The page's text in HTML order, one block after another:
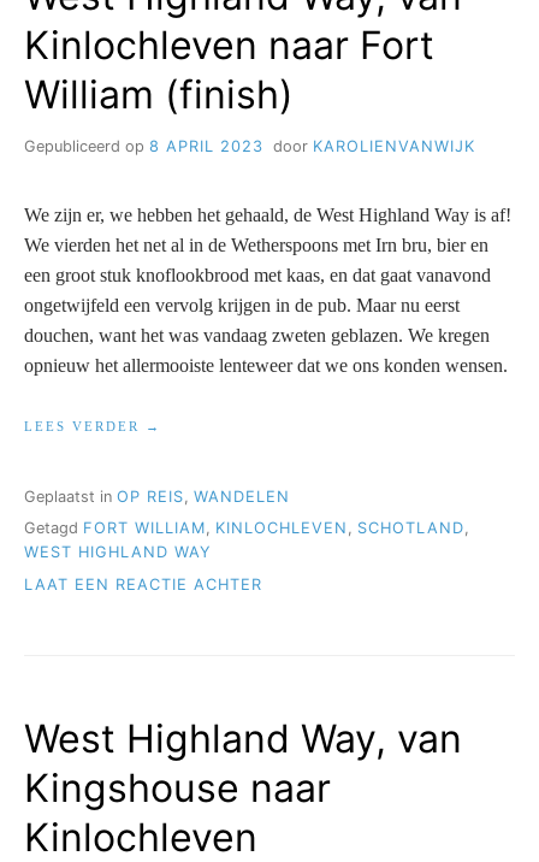
Kinlochleven naar Fort
William (finish)
Gepubliceerd op 8 APRIL 2023 door KAROLIENVANWIJK
We zijn er, we hebben het gehaald, de West Highland Way is af!
We vierden het net al in de Wetherspoons met Irn bru, bier en
een groot stuk knoflookbrood met kaas, en dat gaat vanavond
ongetwijfeld een vervolg krijgen in de pub. Maar nu eerst
douchen, want het was vandaag zweten geblazen. We kregen
opnieuw het allermooiste lenteweer dat we ons konden wensen.
LEES VERDER
“WEST
KINLOCHLEVEN
NAAR
FORT
(FINISH)”
Geplaatst in OP REIS WANDELEN
Getagd FORT WILLIAM, KINLOCHLEVEN , SCHOTLAND,
WEST HIGHLAND WAY
LAAT EEN REACTIE ACHTER
NAAR
FORT
(FINISH)
West Highland Way, van
Kingshouse naar
Kinlochleven